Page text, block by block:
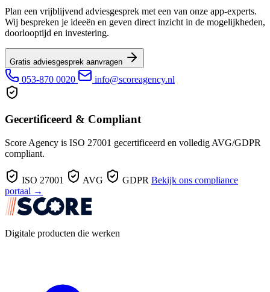
Plan een vrijblijvend adviesgesprek met een van onze app-experts.
Wij bespreken je ideeën en geven direct inzicht in de mogelijkheden,
doorlooptijd en investering.
Gratis adviesgesprek aanvragen
053-870 0020 info@scoreagency.nl
Gecertificeerd & Compliant
Score Agency is ISO 27001 gecertificeerd en volledig AVG/GDPR
compliant.
ISO 27001 AVG GDPR Bekijk ons compliance
portaal →
Digitale producten die werken